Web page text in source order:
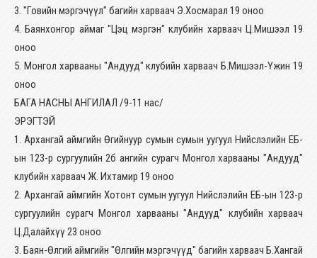
3. "Говийн мэргэчүүл" багийн харваач Э.Хосмарал 19 оноо
4. Баянхонгор аймаг "Цэц мэргэн" клубийн харваач Ц.Мишээл 19
оноо
5. Монгол харвааны "Андууд" клубийн харваач Б.Мишээл-Үжин 19
оноо
БАГА НАСНЫ АНГИЛАЛ /9-11 нас/
ЭРЭГТЭЙ
1. Архангай аймгийн Өгийнуур сумын сумын уугуул Нийслэлийн ЕБ-
ын 123-р сургуулийн 2б ангийн сурагч Монгол харвааны "Андууд"
клубийн харваач Ж. Ихтамир 19 оноо
2. Архангай аймгийн Хотонт сумын уугуул Нийслэлийн ЕБ-ын 123-р
сургуулийн сурагч Монгол харвааны "Андууд" клубийн харваач
Ц.Далайхүү 23 оноо
3. Баян-Өлгий аймгийн "Өлгийн мэргэчүүд" багийн харваач Б.Хангай